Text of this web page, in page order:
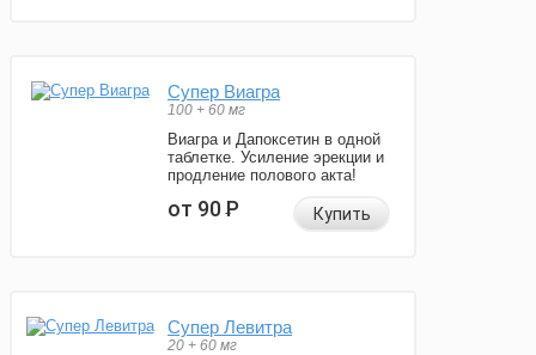
Супер Виагра
100 + 60 мг
Виагра и Дапоксетин в одной
таблетке. Усиление эрекции и
продление полового акта!
от 90Р Купить
Супер Левитра
20 + 60 мг